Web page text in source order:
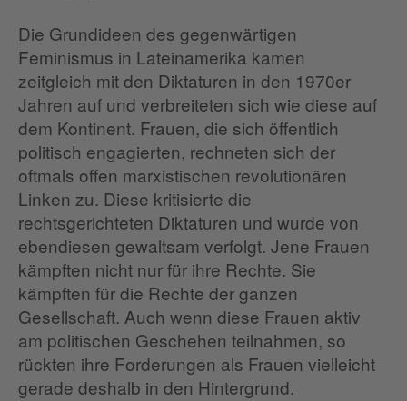
Die Grundideen des gegenwärtigen
Feminismus in Lateinamerika kamen
zeitgleich mit den Diktaturen in den 1970er
Jahren auf und verbreiteten sich wie diese auf
dem Kontinent. Frauen, die sich öffentlich
politisch engagierten, rechneten sich der
oftmals offen marxistischen revolutionären
Linken zu. Diese kritisierte die
rechtsgerichteten Diktaturen und wurde von
ebendiesen gewaltsam verfolgt. Jene Frauen
kämpften nicht nur für ihre Rechte. Sie
kämpften für die Rechte der ganzen
Gesellschaft. Auch wenn diese Frauen aktiv
am politischen Geschehen teilnahmen, so
rückten ihre Forderungen als Frauen vielleicht
gerade deshalb in den Hintergrund.